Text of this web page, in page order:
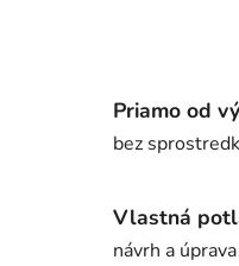
Priamo od
bez
Vlastná
návrh a